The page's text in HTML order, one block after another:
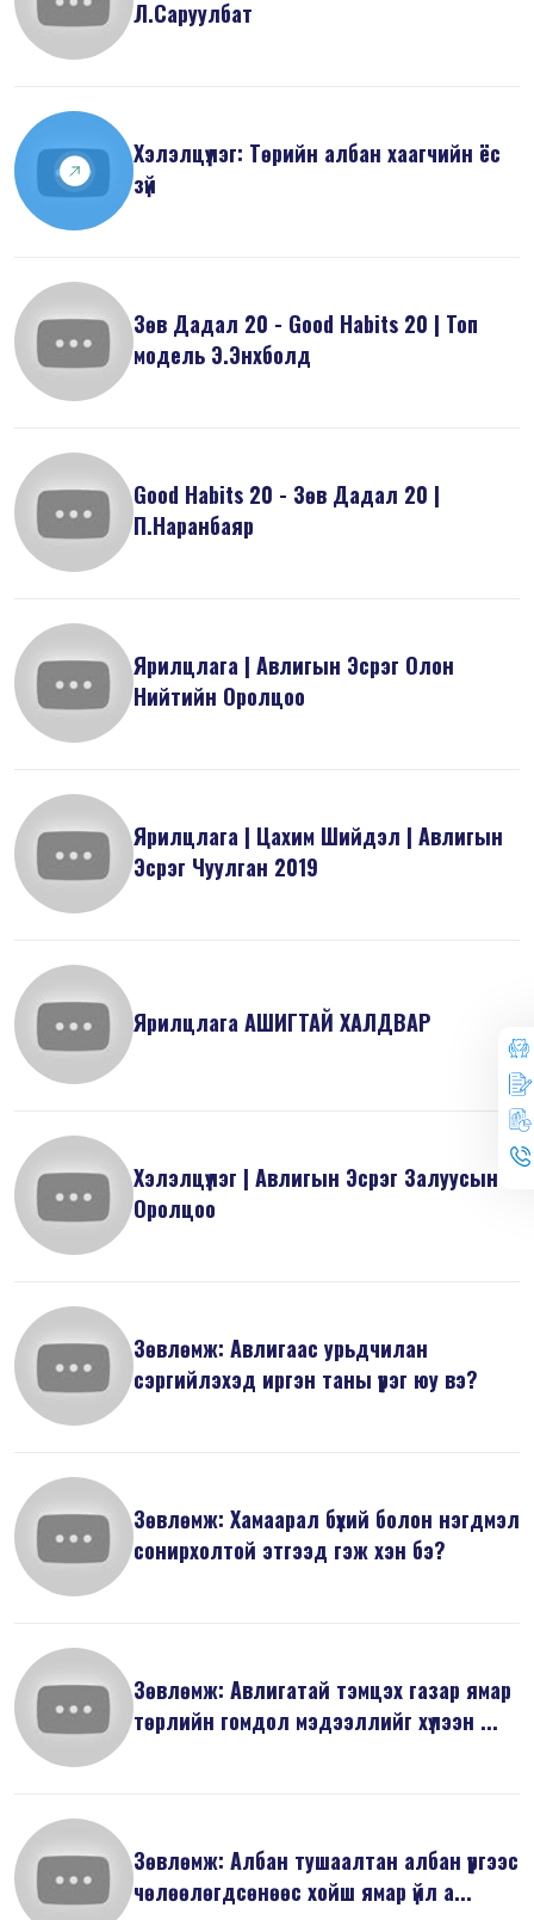
Л.Саруулбат
Хэлэлцүүлэг: Төрийн албан хаагчийн ёс
зүй
Зөв Дадал 20 - Good Habits 20 | Топ
модель Э.Энхболд
Good Habits 20 - Зөв Дадал 20 |
П.Наранбаяр
Ярилцлага | Авлигын Эсрэг Олон
Нийтийн Оролцоо
Ярилцлага | Цахим Шийдэл | Авлигын
Эсрэг Чуулган 2019
Ярилцлага АШИГТАЙ ХАЛДВАР
Хэлэлцүүлэг | Авлигын Эсрэг Залуусын
Оролцоо
Зөвлөмж: Авлигаас урьдчилан
сэргийлэхэд иргэн таны үүрэг юу вэ?
Зөвлөмж: Хамаарал бүхий болон нэгдмэл
сонирхолтой этгээд гэж хэн бэ?
Зөвлөмж: Авлигатай тэмцэх газар ямар
төрлийн гомдол мэдээллийг хүлээн ...
Зөвлөмж: Албан тушаалтан албан үүргээс
чөлөөлөгдсөнөөс хойш ямар үйл а...